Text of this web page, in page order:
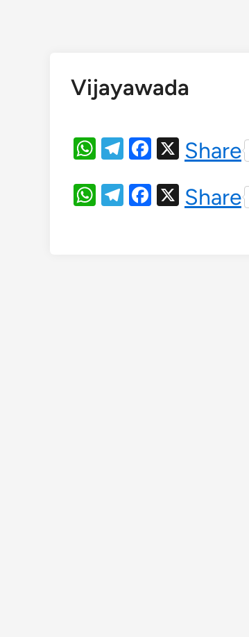
Vijayawada
WhatsApp
Telegram
Facebook
X
Share
WhatsApp
Telegram
Facebook
X
Share